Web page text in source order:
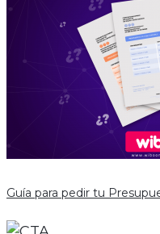
Guía para pedir tu